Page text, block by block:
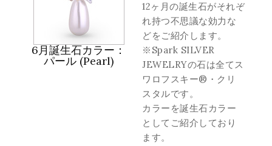
6月誕生石カラー：
パール (Pearl)
12ヶ月の誕生石がそれぞ
れ持つ不思議な効力な
どをご紹介します。
※Spark SILVER
JEWELRYの石は全てス
ワロフスキー®・クリ
スタルです。
カラーを誕生石カラー
としてご紹介しており
ます。